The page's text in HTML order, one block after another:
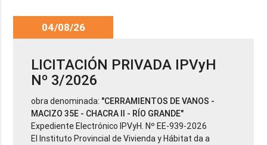
04/08/26
LICITACIÓN PRIVADA IPVyH
Nº 3/2026
obra denominada: "CERRAMIENTOS DE VANOS -
MACIZO 35E - CHACRA II - RÍO GRANDE"
Expediente Electrónico IPVyH. Nº EE-939-2026
El Instituto Provincial de Vivienda y Hábitat da a